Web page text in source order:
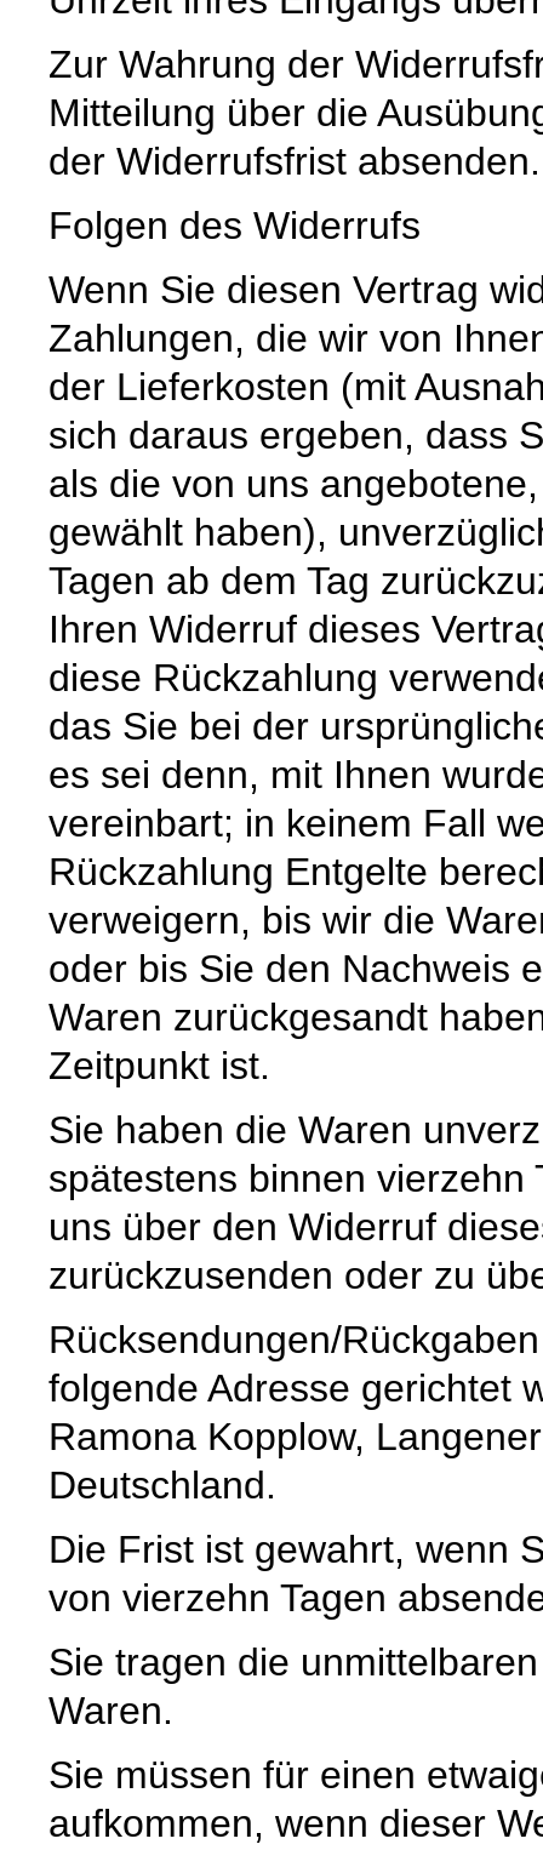
Zur Wahrung der
Mitteilung über die
der Widerrufsfrist absenden.
Folgen des Widerrufs
Wenn Sie diesen Vertrag
Zahlungen, die wir von
der Lieferkosten (mit
sich daraus ergeben, dass
als die von uns
gewählt haben),
Tagen ab dem Tag
Ihren Widerruf dieses
diese Rückzahlung
das Sie bei der
es sei denn, mit Ihnen
vereinbart; in keinem Fall
Rückzahlung Entgelte
verweigern, bis wir die
oder bis Sie den Nachweis
Waren zurückgesandt
Zeitpunkt ist.
Sie haben die Waren
spätestens binnen vierzehn
uns über den Widerruf
zurückzusenden oder zu
Rücksendungen/
folgende Adresse gerichtet
Ramona Kopplow,
Deutschland.
Die Frist ist gewahrt, wenn
von vierzehn Tagen
Sie tragen die
Waren.
Sie müssen für einen
aufkommen, wenn dieser